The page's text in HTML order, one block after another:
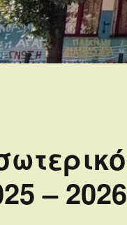
– 2026